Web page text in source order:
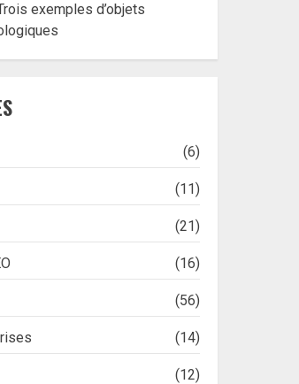
exemples d’objets
(6)
(11)
(21)
(16)
(56)
(14)
(12)